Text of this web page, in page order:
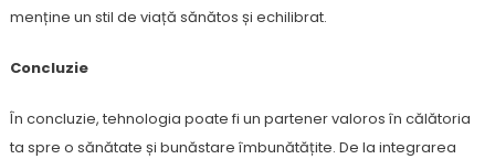
menține un stil de viață sănătos și echilibrat.
Concluzie
În concluzie, tehnologia poate fi un partener valoros în călătoria
ta spre o sănătate și bunăstare îmbunătățite. De la integrarea